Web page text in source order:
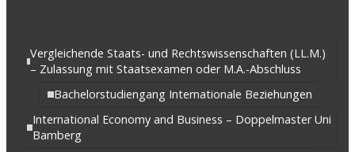
Vergleichende Staats- und Rechtswissenschaften (LL.M.)
– Zulassung mit Staatsexamen oder M.A.-Abschluss
Bachelorstudiengang Internationale Beziehungen
International Economy and Business – Doppelmaster Uni
Bamberg